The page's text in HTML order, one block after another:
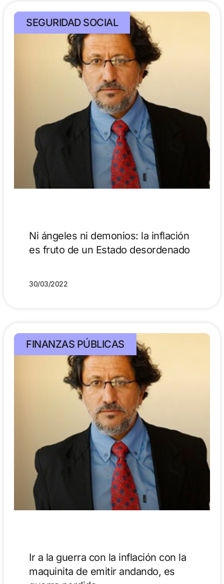
SEGURIDAD SOCIAL
Ni ángeles ni demonios: la inflación
es fruto de un Estado desordenado
30/03/2022
FINANZAS PÚBLICAS
Ir a la guerra con la inflación con la
maquinita de emitir andando, es